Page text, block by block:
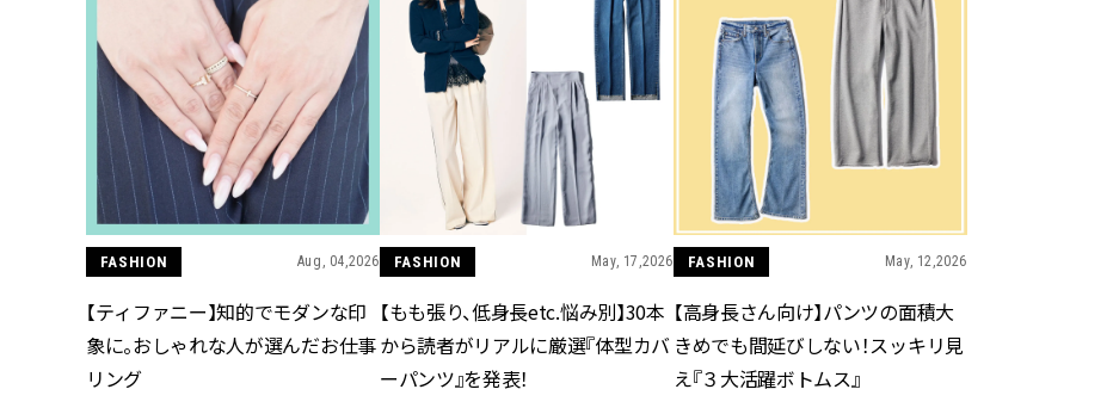
FASHION Aug, 04,2026
【ティファニー】知的でモダンな印
象に。おしゃれな人が選んだお仕事
リング
FASHION May, 17,2026
【もも張り、低身長etc.悩み別】30本
から読者がリアルに厳選『体型カバ
ーパンツ』を発表！
FASHION May, 12,2026
【高身長さん向け】パンツの面積大
きめでも間延びしない！スッキリ見
え『３大活躍ボトムス』
【ヘアアクセ6選】手抜きに見え
ない！アラサーのまとめ髪が垢
抜ける「即戦力アクセ」たち |
CLASSY.[クラッシィ]
Aug, 5, 2026
忙しい毎日に「うるおいター
ボ」を。新【SOFINA BASIC＋】
のお手入れでうるおってなめら
かな肌を目指す | CLASSY.[クラッ
シィ]
BEAUTY Aug, 7, 2026
【UV下地】酷暑に頼れる！
2,000円台〜3,000円台の名品3選
｜30代美容ライターが正直レビ
【一生ものジュエリー】1